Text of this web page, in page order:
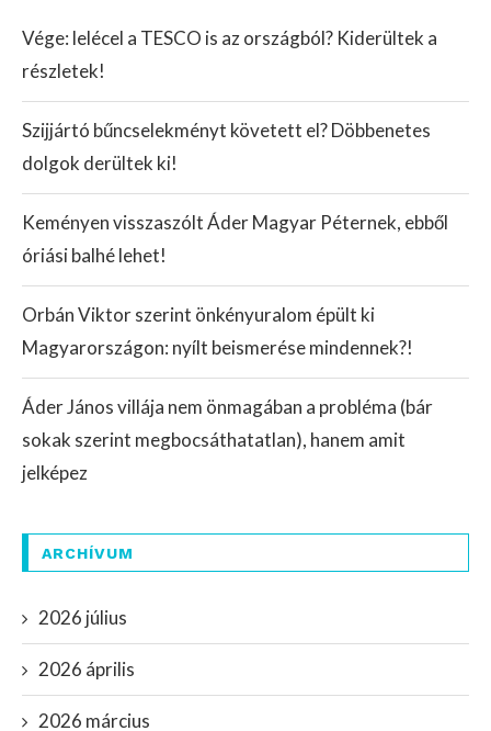
Vége: lelécel a TESCO is az országból? Kiderültek a
részletek!
Szijjártó bűncselekményt követett el? Döbbenetes
dolgok derültek ki!
Keményen visszaszólt Áder Magyar Péternek, ebből
óriási balhé lehet!
Orbán Viktor szerint önkényuralom épült ki
Magyarországon: nyílt beismerése mindennek?!
Áder János villája nem önmagában a probléma (bár
sokak szerint megbocsáthatatlan), hanem amit
jelképez
ARCHÍVUM
2026 július
2026 április
2026 március